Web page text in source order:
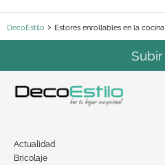
DecoEstilo Estores enrollables en la cocina
Subir
Actualidad
Bricolaje